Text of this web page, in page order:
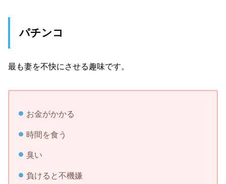
パチンコ
最も妻を不快にさせる趣味です。
お金がかかる
時間を食う
臭い
負けると不機嫌